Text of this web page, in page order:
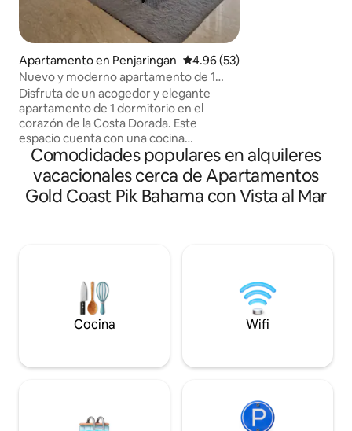
Apartamento en Penjaringan Calificación promedio: 4.96 de
4.96 (53)
Nuevo y moderno apartamento de 1
dormitorio con vistas al mar en Gold
Coast PIK
Disfruta de un acogedor y elegante
apartamento de 1 dormitorio en el
corazón de la Costa Dorada. Este
espacio cuenta con una cocina
moderna, una cómoda sala de estar, un
espacioso dormitorio con cama tamaño
king y un balcón privado con
impresionantes vistas al mar. Ideal para
la piscina del edificio y gimnasio.
¡Perfecto para una escapada relajante o
una estancia llena de aventuras!
¡Reserva tu alojamiento ahora!
y TV. Muat untuk
orang.
Comodidades populares en alquileres
vacacionales cerca de Apartamentos
Gold Coast Pik Bahama con Vista al Mar
Cocina Wifi